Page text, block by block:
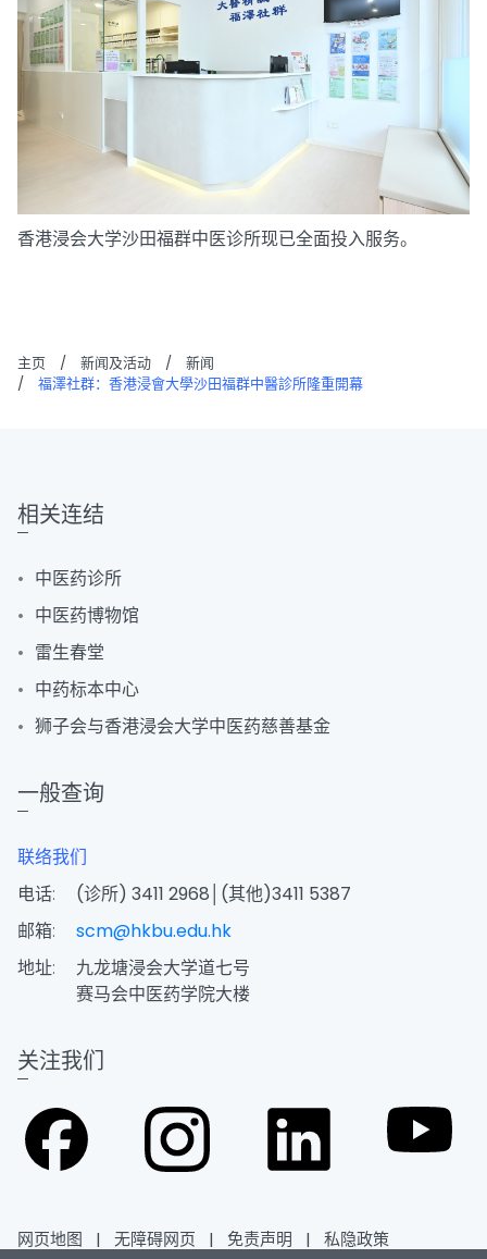
香港浸会大学沙田福群中医诊所现已全面投入服务。
主页 / 新闻及活动 /
新闻
/
福澤社群：香港浸會大學沙田福群中醫診所隆重開幕
相关连结
中医药诊所
中医药博物馆
雷生春堂
中药标本中心
狮子会与香港浸会大学中医药慈善基金
一般查询
联络我们
电话:
(诊所) 3411 2968│(其他)3411 5387
邮箱:
scm@hkbu.edu.hk
地址:
九龙塘浸会大学道七号
赛马会中医药学院大楼
关注我们
网页地图 | 无障碍网页 | 免责声明 | 私隐政策